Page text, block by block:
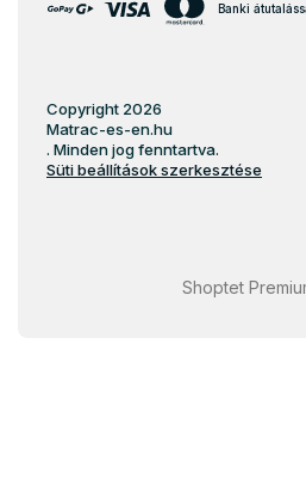
Banki
Shoptet
Copyright 2026
Matrac-es-en.hu
. Minden jog fenntartva.
Süti beállítások szerkesztése